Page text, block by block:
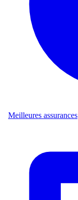
Meilleures assurances